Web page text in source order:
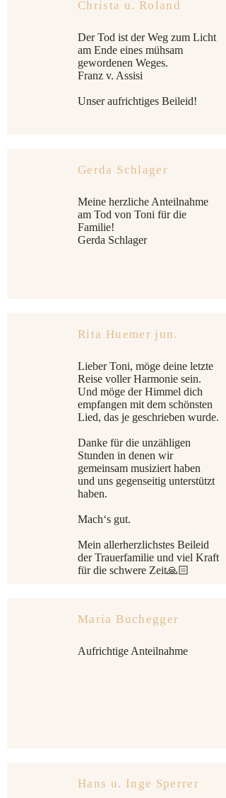
Christa u. Roland
Der Tod ist der Weg zum Licht
am Ende eines mühsam
gewordenen Weges.
Franz v. Assisi
Unser aufrichtiges Beileid!
Gerda Schlager
Meine herzliche Anteilnahme
am Tod von Toni für die
Familie!
Gerda Schlager
Rita Huemer jun.
Lieber Toni, möge deine letzte
Reise voller Harmonie sein.
Und möge der Himmel dich
empfangen mit dem schönsten
Lied, das je geschrieben wurde.
Danke für die unzähligen
Stunden in denen wir
gemeinsam musiziert haben
und uns gegenseitig unterstützt
haben.
Mach‘s gut.
Mein allerherzlichstes Beileid
der Trauerfamilie und viel Kraft
für die schwere Zeit🙏🏻
Maria Buchegger
Aufrichtige Anteilnahme
Hans u. Inge Sperrer